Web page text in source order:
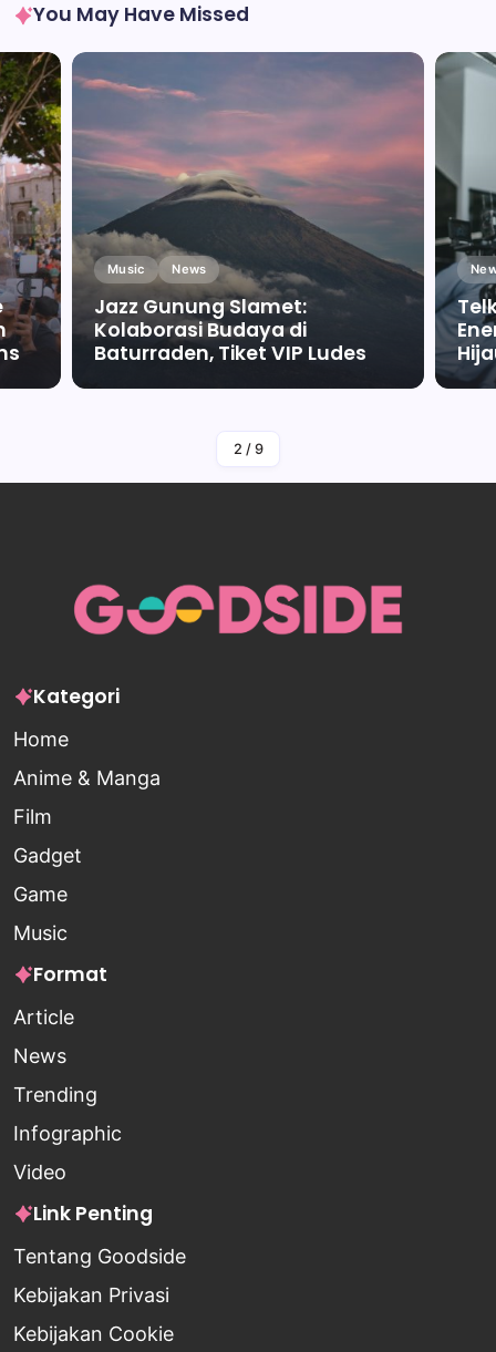
You May Have Missed
Music News
Jazz Gunung Slamet:
Kolaborasi Budaya di
Baturraden, Tiket VIP Ludes
2 / 9
Kategori
Home
Anime & Manga
Film
Gadget
Game
Music
Format
Article
News
Trending
Infographic
Video
Link Penting
Tentang Goodside
Kebijakan Privasi
Kebijakan Cookie